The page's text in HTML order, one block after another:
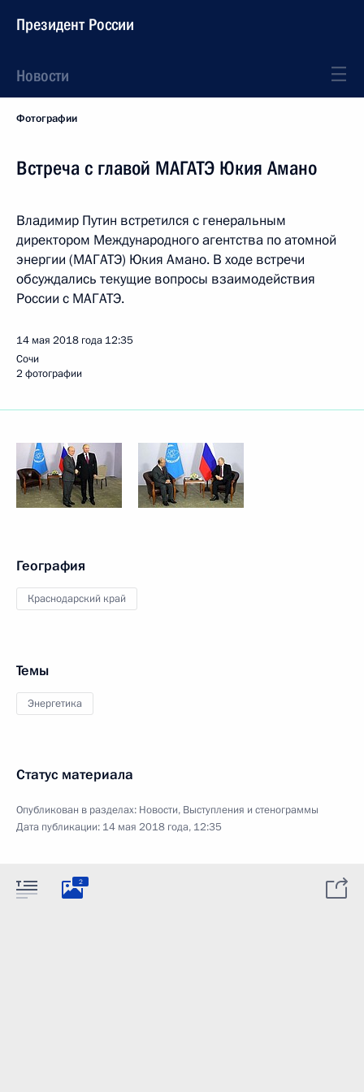
Президент России
Новости
Фотографии
Встреча с главой МАГАТЭ Юкия Амано
Владимир Путин встретился с генеральным
директором Международного агентства по атомной
энергии (МАГАТЭ) Юкия Амано. В ходе встречи
обсуждались текущие вопросы взаимодействия
России с МАГАТЭ.
14 мая 2018 года 12:35
Сочи
2 фотографии
География
Краснодарский край
Темы
Энергетика
Статус материала
Опубликован в разделах: Новости, Выступления и стенограммы
Дата публикации: 14 мая 2018 года, 12:35
2